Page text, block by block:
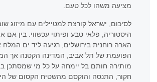
מציעה משהו לכל טעם.
לסיכום, ישראל קורצת למטיילים עם מיזוג
היסטוריה, פלאי טבע ופיתוי עכשווי. בין
הארה רוחנית בירושלים, רגיעה ליד ים המלח
הפועמת של תל אביב, המדינה הקטנה אך
מותירה חותם בל יימחה על כל מי שמסתכן
חקור, התנסה והוקסם מהשטיח הקסום של